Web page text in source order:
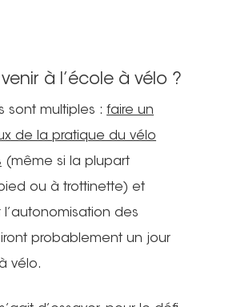
à l’école à vélo ?
sont multiples : faire un
de la pratique du vélo
(même si la plupart
ou à trottinette) et
des
probablement un jour
vélo.
Véloparade des
Véloparade des
Balades à vélo
Vélos blancs
Nous faire
intervenir
adulte
Cours collectifs de
Vélo École
Vélo Égaux : Favoriser
Nos